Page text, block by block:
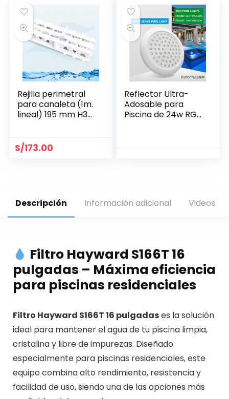
Rejilla perimetral
para canaleta (1m.
lineal) 195 mm H35
S/173.00
Reflector Ultra-
Adosable para
Piscina de 24w RGB
Descripción Información adicional Videos
Filtro Hayward S166T 16
pulgadas – Máxima eficiencia
para piscinas residenciales
Filtro Hayward S166T 16 pulgadases la solución
ideal para mantener el agua de tu piscina limpia,
cristalina y libre de impurezas. Diseñado
especialmente para piscinas residenciales, este
equipo combina alto rendimiento, resistencia y
facilidad de uso, siendo una de las opciones más